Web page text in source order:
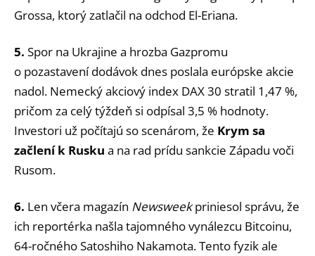
Grossa, ktorý zatlačil na odchod El-Eriana.
5. Spor na Ukrajine a hrozba Gazpromu
o pozastavení dodávok dnes poslala európske akcie
nadol. Nemecký akciový index DAX 30 stratil 1,47 %,
pričom za celý týždeň si odpísal 3,5 % hodnoty.
Investori už počítajú so scenárom, že Krym sa
začlení k Rusku a na rad prídu sankcie Západu voči
Rusom.
6. Len včera magazín Newsweekpriniesol správu, že
ich reportérka našla tajomného vynálezcu Bitcoinu,
64-ročného Satoshiho Nakamota. Tento fyzik ale